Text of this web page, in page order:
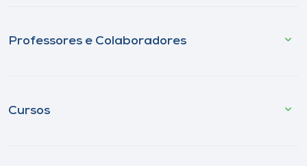
Professores e Colaboradores
Cursos